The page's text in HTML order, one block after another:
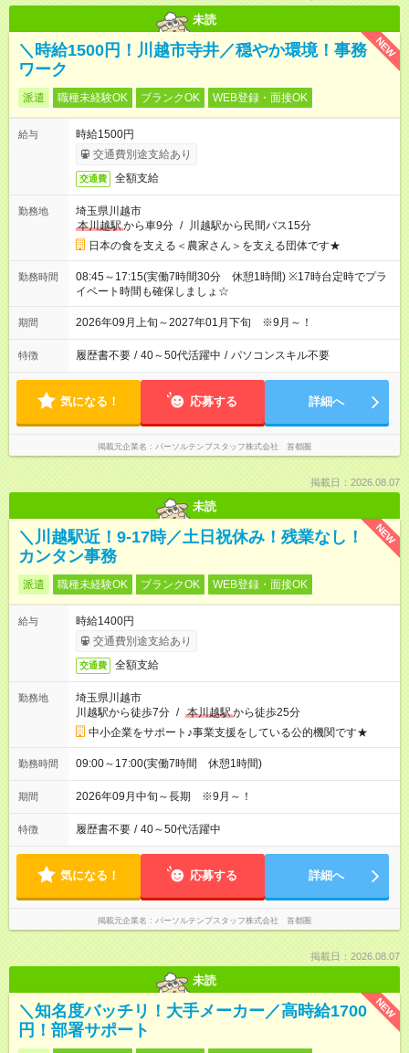
未読
NEW
＼時給1500円！川越市寺井／穏やか環境！事務
ワーク
派遣 職種未経験OK ブランクOK WEB登録・面接OK
給与
時給1500円
交通費別途支給あり
交通費 全額支給
勤務地
埼玉県川越市
本川越駅から車9分 / 川越駅から民間バス15分
日本の食を支える＜農家さん＞を支える団体です★
勤務時間
08:45～17:15(実働7時間30分 休憩1時間) ※17時台定時でプラ
イベート時間も確保しましょ☆
期間 2026年09月上旬～2027年01月下旬 ※9月～！
特徴 履歴書不要 / 40～50代活躍中 / パソコンスキル不要
気になる！ 応募する 詳細へ
掲載元企業名 パーソルテンプスタッフ株式会社 首都圏
掲載日：2026.08.07
未読
NEW
＼川越駅近！9-17時／土日祝休み！残業なし！
カンタン事務
派遣 職種未経験OK ブランクOK WEB登録・面接OK
給与
時給1400円
交通費別途支給あり
交通費 全額支給
勤務地
埼玉県川越市
川越駅から徒歩7分 / 本川越駅から徒歩25分
中小企業をサポート♪事業支援をしている公的機関です★
勤務時間 09:00～17:00(実働7時間 休憩1時間)
期間 2026年09月中旬～長期 ※9月～！
特徴 履歴書不要 / 40～50代活躍中
気になる！ 応募する 詳細へ
掲載元企業名 パーソルテンプスタッフ株式会社 首都圏
掲載日：2026.08.07
未読
NEW
＼知名度バッチリ！大手メーカー／高時給1700
円！部署サポート